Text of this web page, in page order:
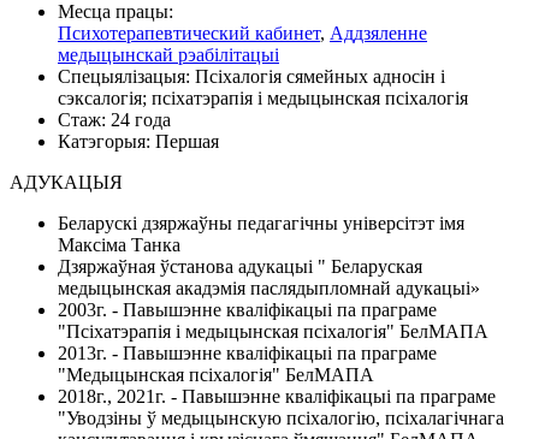
Месца працы:
Психотерапевтический кабинет, Аддзяленне
медыцынскай рэабілітацыі
Спецыялізацыя: Псіхалогія сямейных адносін і
сэксалогія; псіхатэрапія і медыцынская псіхалогія
Стаж: 24 года
Катэгорыя: Першая
АДУКАЦЫЯ
Беларускі дзяржаўны педагагічны універсітэт імя
Максіма Танка
Дзяржаўная ўстанова адукацыі " Беларуская
медыцынская акадэмія паслядыпломнай адукацыі»
2003г. - Павышэнне кваліфікацыі па праграме
"Псіхатэрапія і медыцынская псіхалогія" БелМАПА
2013г. - Павышэнне кваліфікацыі па праграме
"Медыцынская псіхалогія" БелМАПА
2018г., 2021г. - Павышэнне кваліфікацыі па праграме
"Уводзіны ў медыцынскую псіхалогію, псіхалагічнага